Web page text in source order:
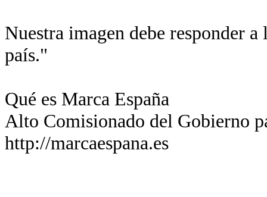
Nuestra imagen debe responder
país."
Qué es Marca España
Alto Comisionado del Gobierno
http://marcaespana.es